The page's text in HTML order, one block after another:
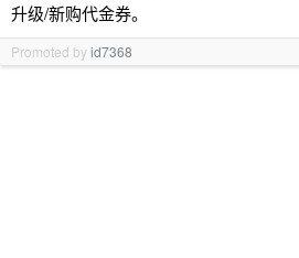
升级/新购代金券。
Promoted byid7368